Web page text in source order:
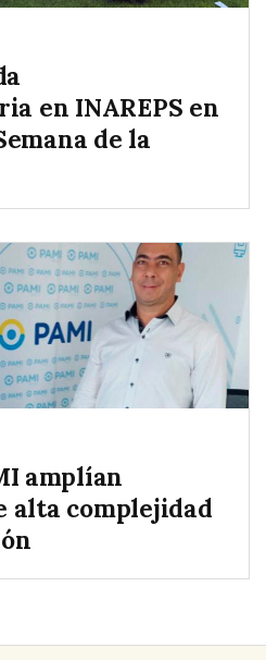
en INAREPS en
de la
amplían
alta complejidad